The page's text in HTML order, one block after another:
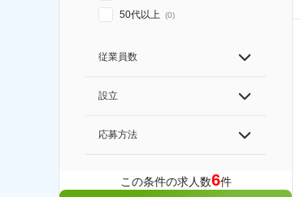
50代以上 (0)
従業員数
設立
応募方法
この条件の求人数6件